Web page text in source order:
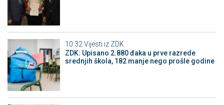
10:32 Vijesti iz ZDK
ZDK: Upisano 2.880 đaka u prve razrede
srednjih škola, 182 manje nego prošle godine